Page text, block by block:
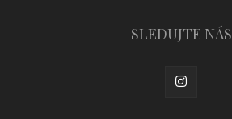
SLEDUJTE NÁS